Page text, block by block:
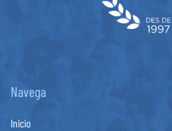
Navega
Inicio